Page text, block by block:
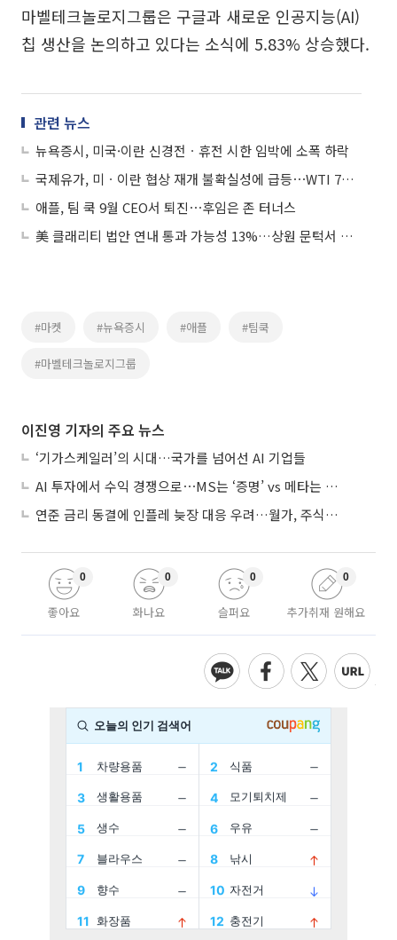
마벨테크놀로지그룹은 구글과 새로운 인공지능(AI)
칩 생산을 논의하고 있다는 소식에 5.83% 상승했다.
관련 뉴스
뉴욕증시, 미국·이란 신경전ㆍ휴전 시한 임박에 소폭 하락
국제유가, 미ㆍ이란 협상 재개 불확실성에 급등⋯WTI 7%↑
애플, 팀 쿡 9월 CEO서 퇴진⋯후임은 존 터너스
美 클래리티 법안 연내 통과 가능성 13%…상원 문턱서 제동
#마켓 #뉴욕증시 #애플 #팀쿡
#마벨테크놀로지그룹
이진영 기자의 주요 뉴스
‘기가스케일러’의 시대…국가를 넘어선 AI 기업들
AI 투자에서 수익 경쟁으로⋯MS는 ‘증명’ vs 메타는 ‘숙제’
연준 금리 동결에 인플레 늦장 대응 우려…월가, 주식도 채권도 던졌다
좋아요
0
화나요
0
슬퍼요
0
추가취재 원해요
0